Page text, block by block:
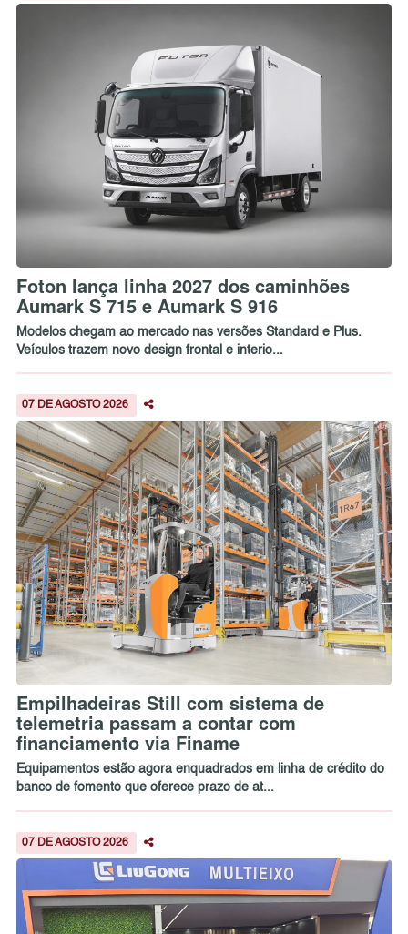
Foton lança linha 2027 dos caminhões
Aumark S 715 e Aumark S 916
Modelos chegam ao mercado nas versões Standard e Plus.
Veículos trazem novo design frontal e interio...
07 DE AGOSTO 2026
Empilhadeiras Still com sistema de
telemetria passam a contar com
financiamento via Finame
Equipamentos estão agora enquadrados em linha de crédito do
banco de fomento que oferece prazo de at...
07 DE AGOSTO 2026